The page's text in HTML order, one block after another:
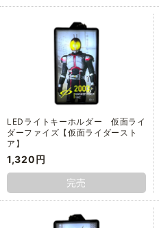
LEDライトキーホルダー 仮面ライ
ダーファイズ【仮面ライダースト
ア】
1,320円
完売